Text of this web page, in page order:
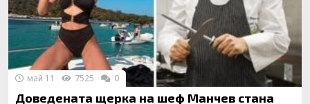
Доведената щерка на шеф Манчев стана
май 11 7525 0